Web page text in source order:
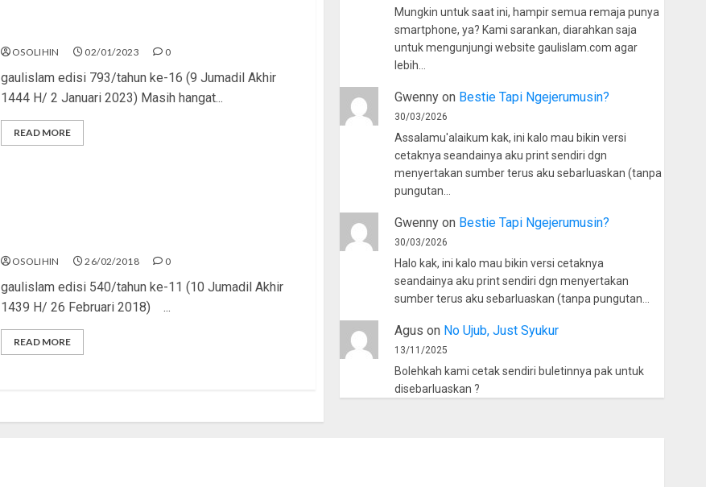
OSOLIHIN 02/01/2023 0
gaulislam edisi 793/tahun ke-16 (9 Jumadil Akhir
1444 H/ 2 Januari 2023) Masih hangat...
READ MORE
OSOLIHIN 26/02/2018 0
gaulislam edisi 540/tahun ke-11 (10 Jumadil Akhir
1439 H/ 26 Februari 2018) ...
READ MORE
Mungkin untuk saat ini, hampir semua remaja punya
smartphone, ya? Kami sarankan, diarahkan saja
untuk mengunjungi website gaulislam.com agar
lebih…
Gwennyon Bestie Tapi Ngejerumusin?
30/03/2026
Assalamu'alaikum kak, ini kalo mau bikin versi
cetaknya seandainya aku print sendiri dgn
menyertakan sumber terus aku sebarluaskan (tanpa
pungutan…
Gwennyon Bestie Tapi Ngejerumusin?
30/03/2026
Halo kak, ini kalo mau bikin versi cetaknya
seandainya aku print sendiri dgn menyertakan
sumber terus aku sebarluaskan (tanpa pungutan…
Agus on No Ujub, Just Syukur
13/11/2025
Bolehkah kami cetak sendiri buletinnya pak untuk
disebarluaskan ?